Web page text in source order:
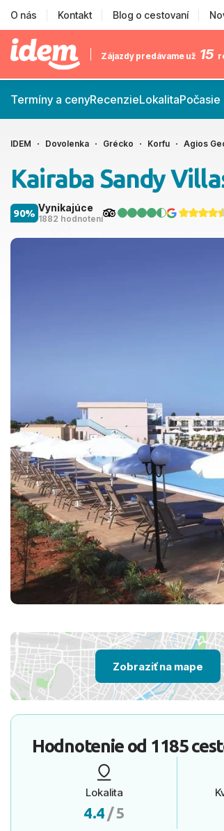
O nás Kontakt Blog o cestovaní
Zájazdy predávame už 15
Termíny a cenyRecenzieLokalitaPočasie
IDEM Dovolenka Grécko Korfu Agios
Kairaba Sandy
Vynikajúce
1882 hodnotení
90%
Zobraziť na mape
Hodnotenie od 1185
Lokalita
4.4 / 5